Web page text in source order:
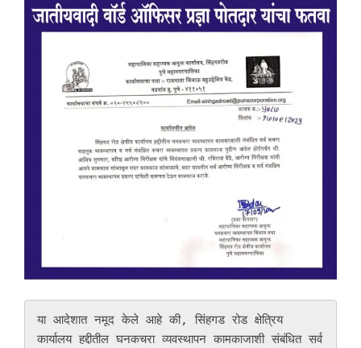
या आदेशात नमूद केले आहे की, सिंहगड रोड क्षेत्रिय
कार्यालय हद्दीतील घनकचरा व्यवस्थापन कामकाजाशी संबंधित सर्व